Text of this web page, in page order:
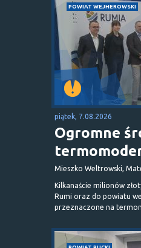
POWIAT WEJHEROWSKI
piątek, 7.08.2026
Ogromne
Mieszko Weltrowski,
Kilkanaście milionów
Rumi oraz do powiatu
przeznaczone na